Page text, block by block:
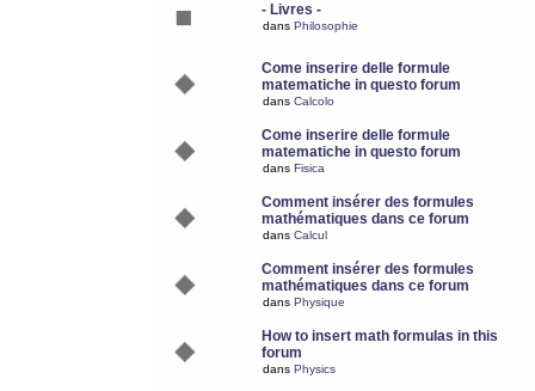
- Livres -
dans Philosophie
Come inserire delle formule
matematiche in questo forum
dans Calcolo
Come inserire delle formule
matematiche in questo forum
dans Fisica
Comment insérer des formules
mathématiques dans ce forum
dans Calcul
Comment insérer des formules
mathématiques dans ce forum
dans Physique
How to insert math formulas in this
forum
dans Physics